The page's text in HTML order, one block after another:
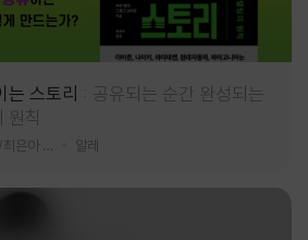
스토리
공유되는 순간 완성되는
원칙
알레